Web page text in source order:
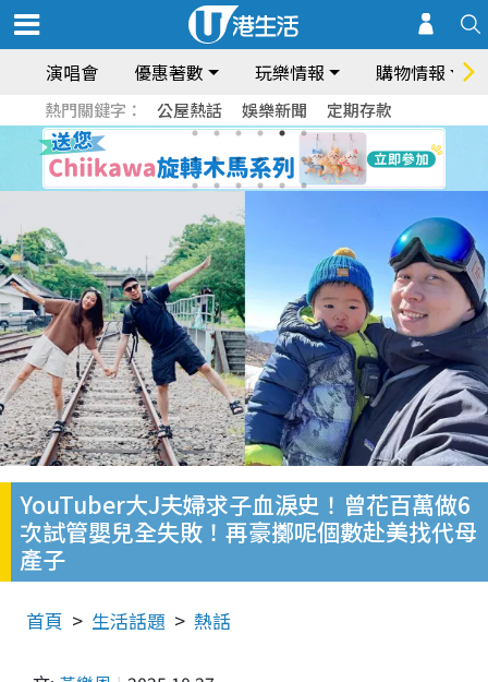
演唱會 優惠著數 玩樂情報 購物情報
熱門關鍵字： 公屋熱話 娛樂新聞 定期存款
YouTuber大J夫婦求子血淚史！曾花百萬做6
次試管嬰兒全失敗！再豪擲呢個數赴美找代母
產子
首頁 生活話題 熱話